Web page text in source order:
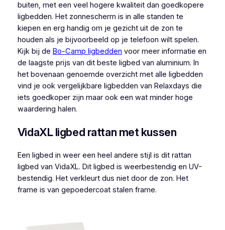
buiten, met een veel hogere kwaliteit dan goedkopere
ligbedden. Het zonnescherm is in alle standen te
kiepen en erg handig om je gezicht uit de zon te
houden als je bijvoorbeeld op je telefoon wilt spelen.
Kijk bij de Bo-Camp ligbedden voor meer informatie en
de laagste prijs van dit beste ligbed van aluminium. In
het bovenaan genoemde overzicht met alle ligbedden
vind je ook vergelijkbare ligbedden van Relaxdays die
iets goedkoper zijn maar ook een wat minder hoge
waardering halen.
VidaXL ligbed rattan met kussen
Een ligbed in weer een heel andere stijl is dit rattan
ligbed van VidaXL. Dit ligbed is weerbestendig en UV-
bestendig. Het verkleurt dus niet door de zon. Het
frame is van gepoedercoat stalen frame.